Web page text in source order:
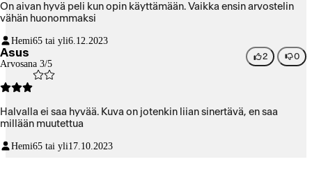
On aivan hyvä peli kun opin käyttämään. Vaikka ensin arvostelin
vähän huonommaksi
Hemi65 tai yli6.12.2023
Asus
Arvosana 3/5
2 0
Halvalla ei saa hyvää. Kuva on jotenkin liian sinertävä, en saa
millään muutettua
Hemi65 tai yli17.10.2023